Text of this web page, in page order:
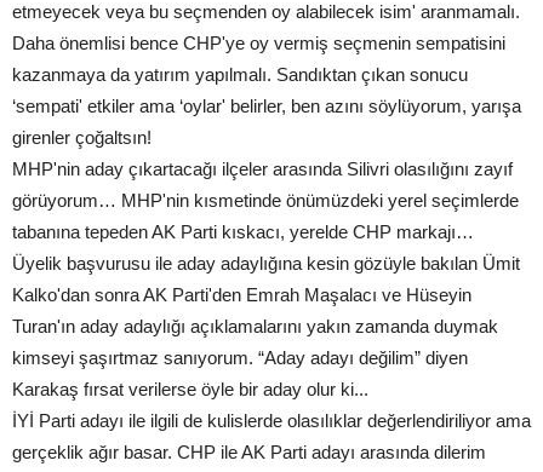
etmeyecek veya bu seçmenden oy alabilecek isim' aranmamalı.
Daha önemlisi bence CHP'ye oy vermiş seçmenin sempatisini
kazanmaya da yatırım yapılmalı. Sandıktan çıkan sonucu
‘sempati' etkiler ama ‘oylar' belirler, ben azını söylüyorum, yarışa
girenler çoğaltsın!
MHP'nin aday çıkartacağı ilçeler arasında Silivri olasılığını zayıf
görüyorum… MHP'nin kısmetinde önümüzdeki yerel seçimlerde
tabanına tepeden AK Parti kıskacı, yerelde CHP markajı…
Üyelik başvurusu ile aday adaylığına kesin gözüyle bakılan Ümit
Kalko'dan sonra AK Parti'den Emrah Maşalacı ve Hüseyin
Turan'ın aday adaylığı açıklamalarını yakın zamanda duymak
kimseyi şaşırtmaz sanıyorum. “Aday adayı değilim” diyen
Karakaş fırsat verilerse öyle bir aday olur ki...
İYİ Parti adayı ile ilgili de kulislerde olasılıklar değerlendiriliyor ama
gerçeklik ağır basar. CHP ile AK Parti adayı arasında dilerim